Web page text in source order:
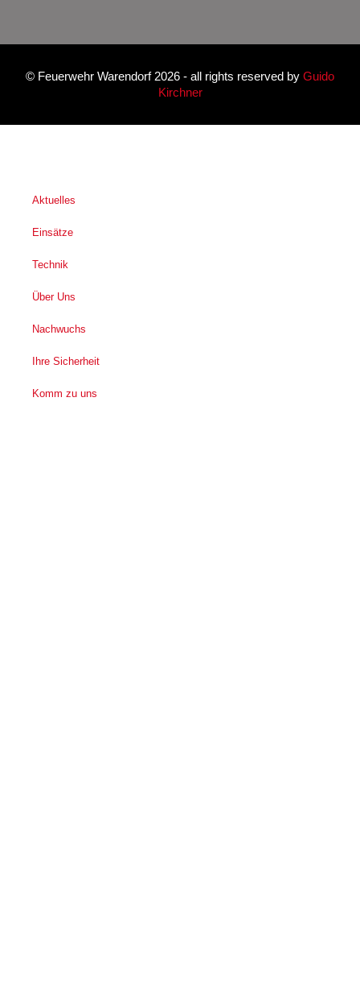
© Feuerwehr Warendorf 2026 - all rights reserved by Guido
Kirchner
Aktuelles
Einsätze
Technik
Über Uns
Nachwuchs
Ihre Sicherheit
Komm zu uns